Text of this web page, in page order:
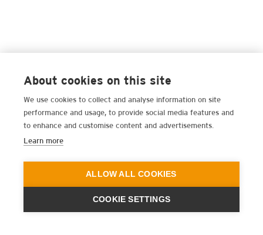
About cookies on this site
We use cookies to collect and analyse information on site
performance and usage, to provide social media features and
to enhance and customise content and advertisements.
Learn more
ALLOW ALL COOKIES
COOKIE SETTINGS